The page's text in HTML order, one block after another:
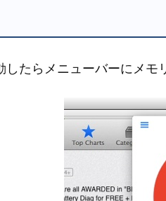
したらメニューバーにメモ